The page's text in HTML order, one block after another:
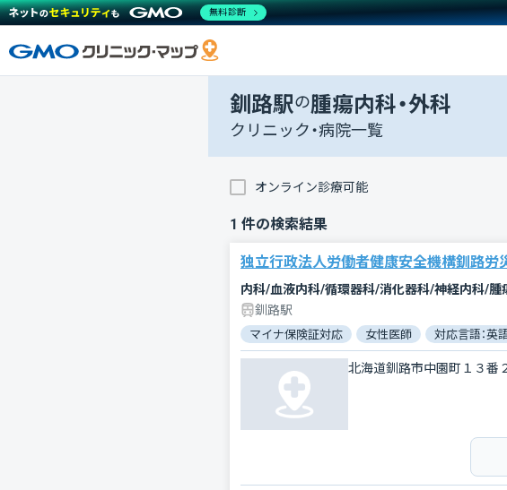
釧路駅の腫瘍内科・外科
クリニック・病院一覧
オンライン診療可能
1 件の検索結果
独立行政法人労働者健康安全機構釧路労
釧路駅
マイナ保険証対応 女性医師 対応言語：英
北海道釧路市中園町１３番
無料診断